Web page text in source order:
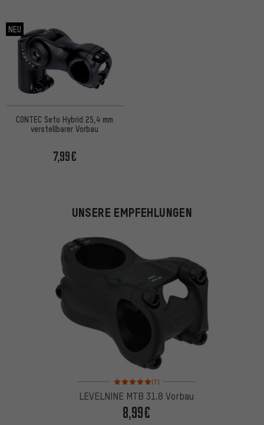
NEU
CONTEC Seto Hybrid 25,4 mm
verstellbarer Vorbau
7,99€
UNSERE EMPFEHLUNGEN
Bewertungen: 5 von 5 basierend auf 7
(7)
LEVELNINE MTB 31.8 Vorbau
8,99€